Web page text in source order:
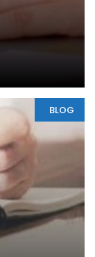
BLOG